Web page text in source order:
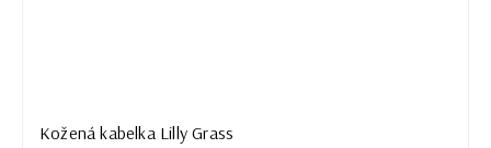
Kožená kabelka Lilly Grass